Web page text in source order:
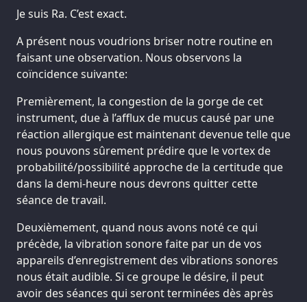
Je suis Ra. C’est exact.
A présent nous voudrions briser notre routine en
faisant une observation. Nous observons la
coïncidence suivante:
Premièrement, la congestion de la gorge de cet
instrument, due à l’afflux de mucus causé par une
réaction allergique est maintenant devenue telle que
nous pouvons sûrement prédire que le vortex de
probabilité/possibilité approche de la certitude que
dans la demi-heure nous devrons quitter cette
séance de travail.
Deuxièmement, quand nous avons noté ce qui
précède, la vibration sonore faite par un de vos
appareils d’enregistrement des vibrations sonores
nous était audible. Si ce groupe le désire, il peut
avoir des séances qui seront terminées dès après